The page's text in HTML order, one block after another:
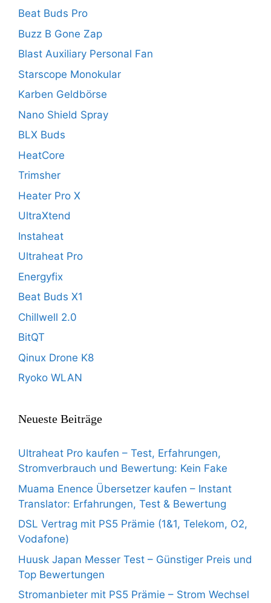
Beat Buds Pro
Buzz B Gone Zap
Blast Auxiliary Personal Fan
Starscope Monokular
Karben Geldbörse
Nano Shield Spray
BLX Buds
HeatCore
Trimsher
Heater Pro X
UltraXtend
Instaheat
Ultraheat Pro
Energyfix
Beat Buds X1
Chillwell 2.0
BitQT
Qinux Drone K8
Ryoko WLAN
Neueste Beiträge
Ultraheat Pro kaufen – Test, Erfahrungen,
Stromverbrauch und Bewertung: Kein Fake
Muama Enence Übersetzer kaufen – Instant
Translator: Erfahrungen, Test & Bewertung
DSL Vertrag mit PS5 Prämie (1&1, Telekom, O2,
Vodafone)
Huusk Japan Messer Test – Günstiger Preis und
Top Bewertungen
Stromanbieter mit PS5 Prämie – Strom Wechsel